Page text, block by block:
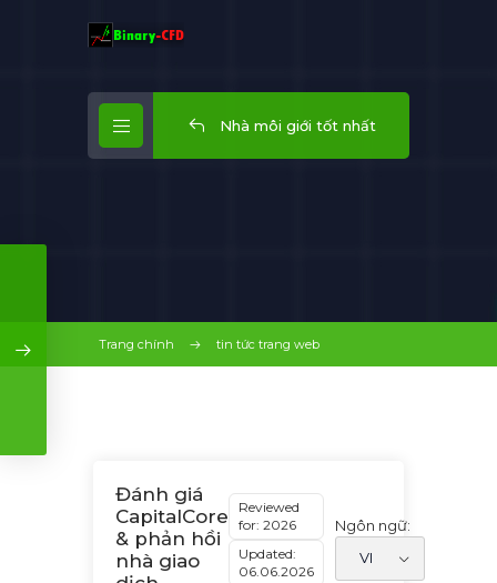
Nhà môi giới tốt nhất
Trang chính tin tức trang web
Đánh giá
CapitalCore
& phản hồi
nhà giao
Reviewed
for: 2026
Updated:
06.06.2026
Ngôn ngữ: